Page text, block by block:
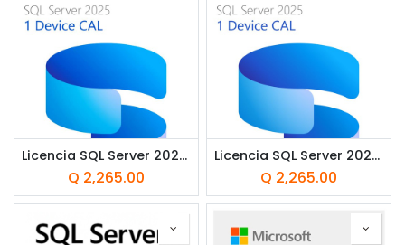
Licencia SQL Server 2025 CAL por Usuario CSP Perpetua
Q 2,265.00
Licencia SQL Server 2025 CAL por Dispositivo CSP Perpetua
Q 2,265.00